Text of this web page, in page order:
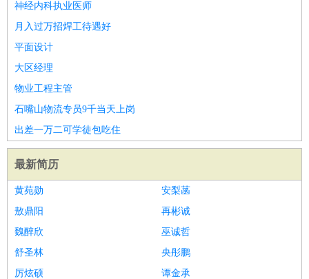
神经内科执业医师
月入过万招焊工待遇好
平面设计
大区经理
物业工程主管
石嘴山物流专员9千当天上岗
出差一万二可学徒包吃住
最新简历
黄苑勋
安梨菡
敖鼎阳
再彬诚
魏醉欣
巫诚哲
舒圣林
央彤鹏
厉炫硕
谭金承